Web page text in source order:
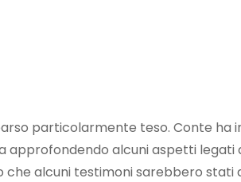
particolarmente teso. Conte
approfondendo alcuni aspetti legati
che alcuni testimoni sarebbero